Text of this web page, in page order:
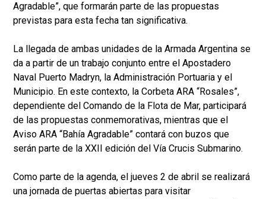
Agradable”, que formarán parte de las propuestas
previstas para esta fecha tan significativa.
La llegada de ambas unidades de la Armada Argentina se
da a partir de un trabajo conjunto entre el Apostadero
Naval Puerto Madryn, la Administración Portuaria y el
Municipio. En este contexto, la Corbeta ARA “Rosales”,
dependiente del Comando de la Flota de Mar, participará
de las propuestas conmemorativas, mientras que el
Aviso ARA “Bahía Agradable” contará con buzos que
serán parte de la XXII edición del Vía Crucis Submarino.
Como parte de la agenda, el jueves 2 de abril se realizará
una jornada de puertas abiertas para visitar